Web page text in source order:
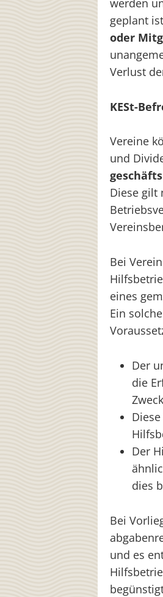
werden
geplant
oder
Verlust
KESt-
Vereine
und
Diese gilt
Bei
eines
Ein
Der
die
Der
dies
Bei
und es